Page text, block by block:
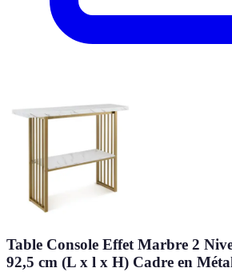
Table Console Effet Marbre 2
92,5 cm (L x l x H) Cadre en